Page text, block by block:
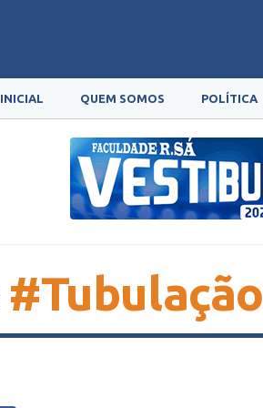
INICIAL QUEM SOMOS POLÍTICA
#Tubulação